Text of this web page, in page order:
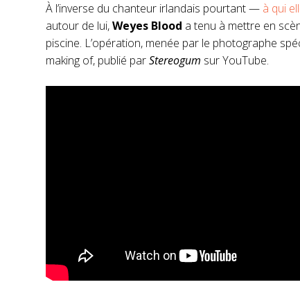
À l’inverse du chanteur irlandais pourtant — à qui
autour de lui,Weyes Blood a tenu à mettre en
piscine. L’opération, menée par le photographe
making of, publié parStereogum sur YouTube.